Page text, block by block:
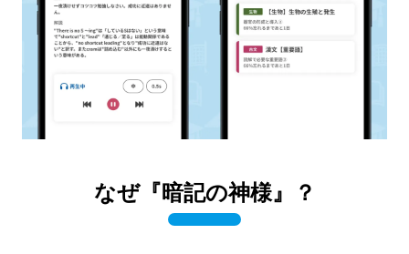
なぜ『暗記の神様』？